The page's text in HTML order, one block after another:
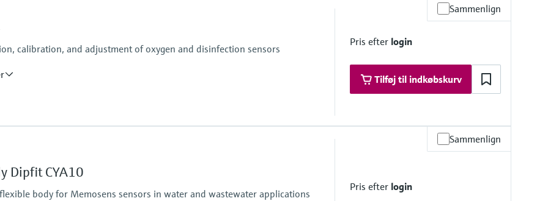
Sammenlign
calibration, and adjustment of oxygen and disinfection sensors
Pris efter login
Tilføj til indkøbskurv
Sammenlign
Dipfit CYA10
body for Memosens sensors in water and wastewater applications
Pris efter login